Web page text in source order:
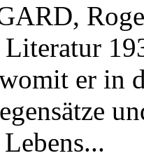
Literatur
er in